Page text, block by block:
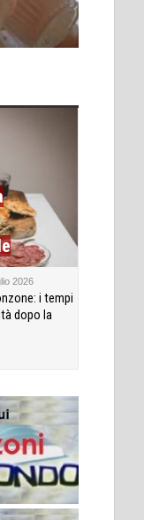
2026
i tempi
dopo la